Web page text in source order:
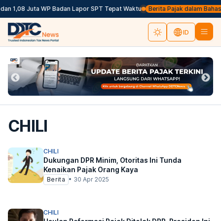
1,08 Juta WP Badan Lapor SPT Tepat Waktu Berita Pajak dalam
ID
CHILI
CHILI
Dukungan DPR Minim, Otoritas Ini Tunda
Kenaikan Pajak Orang Kaya
Berita • 30 Apr 2025
CHILI